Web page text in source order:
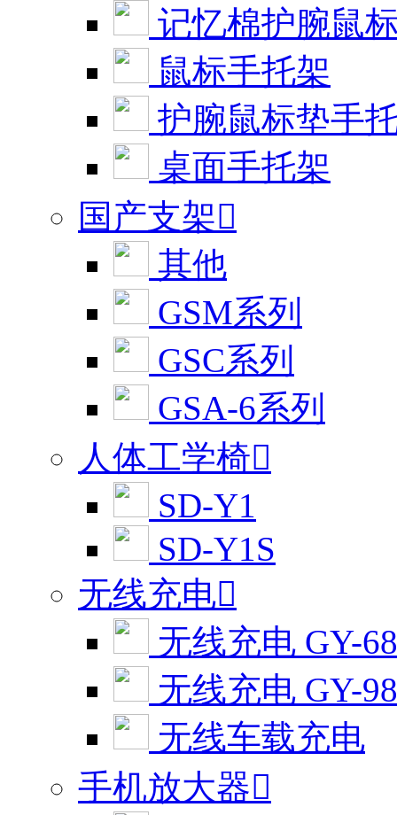
记忆棉护腕鼠
鼠标手托架
护腕鼠标垫手
桌面手托架
国产支架
其他
GSM系列
GSC系列
GSA-6系列
人体工学椅
SD-Y1
SD-Y1S
无线充电
无线充电 GY-68
无线充电 GY-98
无线车载充电
手机放大器